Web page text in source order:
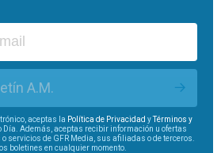
A.M.
aceptas la Política de Privacidad yTérminos y
Día. Además, aceptas recibir información u ofertas
servicios de GFR Media, sus afiliadas o de terceros.
boletines en cualquier momento.